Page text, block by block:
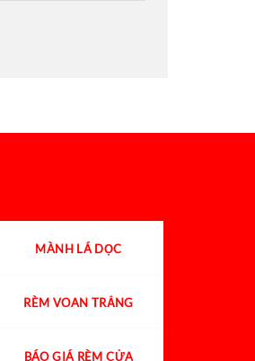
MÀNH LÁ DỌC
RÈM VOAN TRẮNG
BÁO GIÁ RÈM CỬA